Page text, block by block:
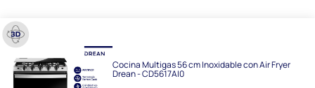
Cocina Multigas 56 cm Inoxidable con Air Fryer
Drean - CD5617AI0